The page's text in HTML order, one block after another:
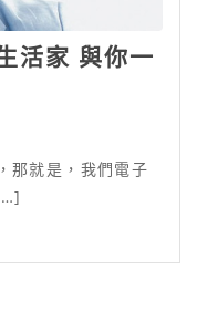
活家 與你一
那就是，我們電子